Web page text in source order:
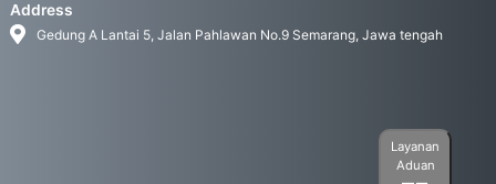
Address
Gedung A Lantai 5, Jalan Pahlawan No.9 Semarang, Jawa tengah
Layanan
Aduan